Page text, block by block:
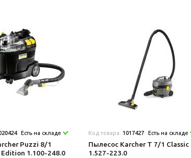
Есть на складе
Puzzi 8/1
1.100-248.0
Код товара: 1017427 Есть на складе
Пылесос Karcher T 7/1 Classic
1.527-223.0